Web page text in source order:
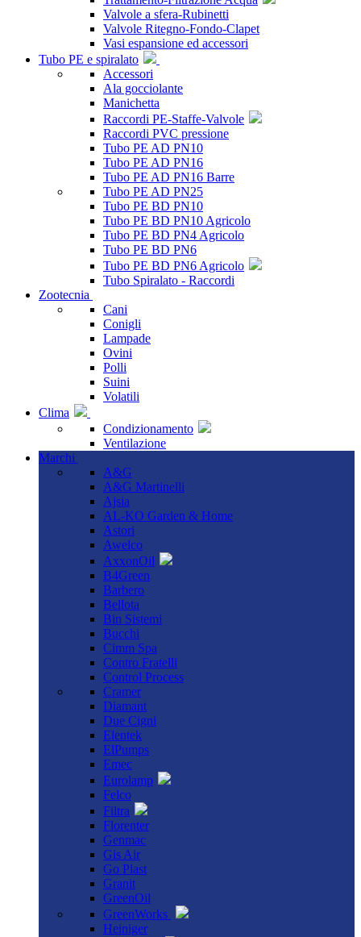
Valvole a sfera-Rubinetti
Valvole Ritegno-Fondo-Clapet
Vasi espansione ed accessori
Tubo PE e spiralato
Accessori
Ala gocciolante
Manichetta
Raccordi PE-Staffe-Valvole
Raccordi PVC pressione
Tubo PE AD PN10
Tubo PE AD PN16
Tubo PE AD PN16 Barre
Tubo PE AD PN25
Tubo PE BD PN10
Tubo PE BD PN10 Agricolo
Tubo PE BD PN4 Agricolo
Tubo PE BD PN6
Tubo PE BD PN6 Agricolo
Tubo Spiralato - Raccordi
Zootecnia
Cani
Conigli
Lampade
Ovini
Polli
Suini
Volatili
Clima
Condizionamento
Ventilazione
Marchi
A&G
A&G Martinelli
Ajsia
AL-KO Garden & Home
Astori
Awelco
AxxonOil
B4Green
Barbero
Bellota
Bin Sistemi
Bucchi
Cimm Spa
Contro Fratelli
Control Process
Cramer
Diamant
Due Cigni
Elentek
ElPumps
Emec
Eurolamp
Felco
Filtra
Florenter
Genmac
Gis Air
Go Plast
Granit
GreenOil
GreenWorks
Heiniger